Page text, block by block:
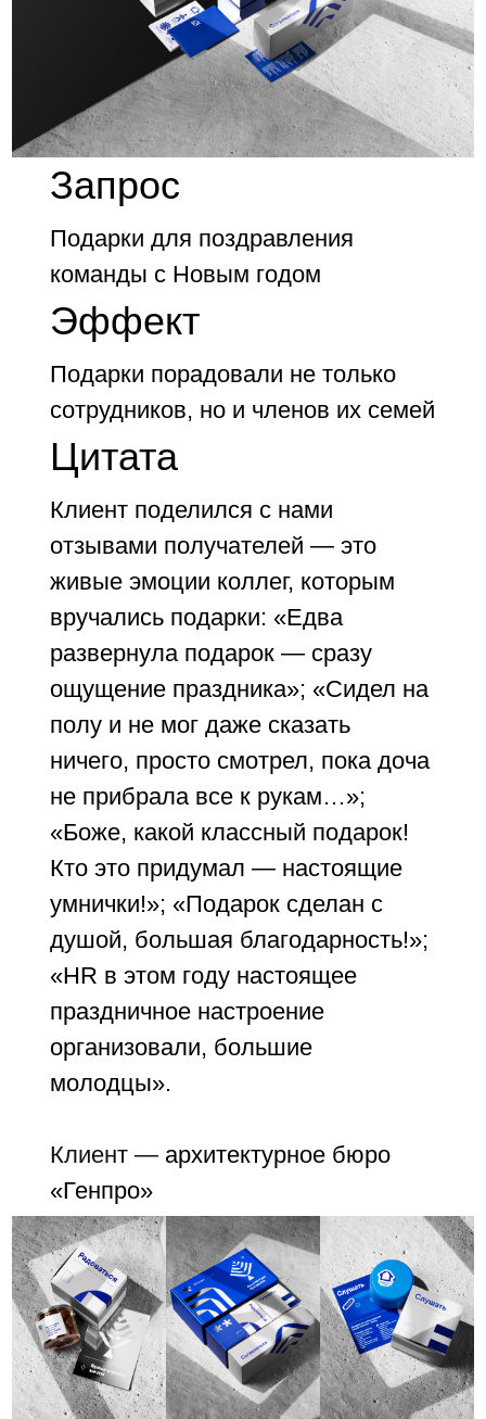
Запрос
Подарки для поздравления
команды с Новым годом
Эффект
Подарки порадовали не только
сотрудников, но и членов их семей
Цитата
Клиент поделился с нами
отзывами получателей — это
живые эмоции коллег, которым
вручались подарки: «Едва
развернула подарок — сразу
ощущение праздника»; «Сидел на
полу и не мог даже сказать
ничего, просто смотрел, пока доча
не прибрала все к рукам…»;
«Боже, какой классный подарок!
Кто это придумал — настоящие
умнички!»; «Подарок сделан с
душой, большая благодарность!»;
«HR в этом году настоящее
праздничное настроение
организовали, большие
молодцы».
Клиент — архитектурное бюро
«Генпро»